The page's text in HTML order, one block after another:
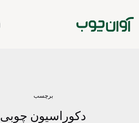
برچسب
دکوراسیون چوبی